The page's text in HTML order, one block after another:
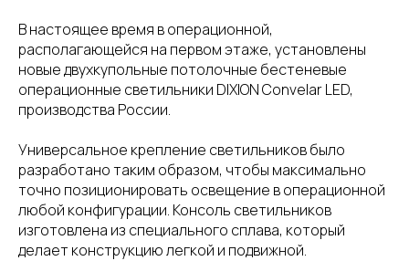
В настоящее время в операционной,
располагающейся на первом этаже, установлены
новые двухкупольные потолочные бестеневые
операционные светильники DIXION Convelar LED,
производства России.
Универсальное крепление светильников было
разработано таким образом, чтобы максимально
точно позиционировать освещение в операционной
любой конфигурации. Консоль светильников
изготовлена из специального сплава, который
делает конструкцию легкой и подвижной.